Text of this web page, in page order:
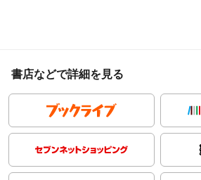
書店などで詳細を見る